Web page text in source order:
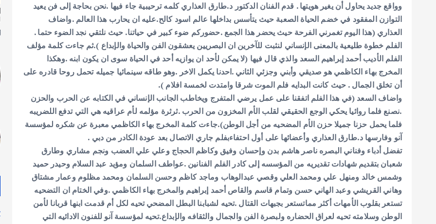
وواقع جديد يحاول أن يغير هويتها . قدم الفنان الدكتور د.طارق العذاري كلمه ترحيبية جاء فيها .نحن بحاجة إلى فن يعيد
التوازن المفقود في خضم الحياة الصعبة حيث يتأسس بداخلها عالم اسود كالح.عليه ان يحارب هذا العالم .واضاف
العذاري (هذا اليوم تغمرني الفرحة حيث يحضر هذا الجمع .حضوركم ضوء كبير في حياتنا. حيث نلتقي نجد الضوء حتما .
الفلم خطوة طليعية بالمعنى الإنساني لنثبت للآخرين ان البصريين يعشقون الفن والحياة والإبداع ).ثم جاءت كلمة مؤلف
الفلم الأديب أحمد إبراهيم السعد والذي قال فيها (لا يمكن لأحد ان يوازيه أحد في الحياة سوى ان يكون ابنه .وهكذا
المخرج بهاء الكاظمي هو صديقي وأبني وجزئي الثاني .احدنا يكمل الاخر .وهو طاقه سينمائيا جميله تحمل روحا قادره على
أن تخلق الجمال . حيث كانت البدايه فلم الموت شرقا وامتدت لخمسة افلام ).
واضاف السعد (في هذا الفلم اتفقنا على عمل يرضي المتفرج ويخاطب الجانب الإنساني في الكتابه عن الحرب والحزن
.نصنع فلما روائيا يحكي الوجع الحقيقي لقلب الأم المخزون من الحرب .ثرثرة مؤلمه لأم عراقيه هي التي تدفع اللضريبه
فلما يحمل حزنا جميلا حزن الأم المضحيه من أجل الوطن).جاءت كلمة المخرج بهاء الكاظمي معبرة عن شكره لمؤسسة
آنو وفارسها د.طارق العذاري وأعضائها على أول احتفاءبفلم جاري الاتصال بعد عودة الكادر من دبي .
تفضل أدباء وفناني البصره ناصر هاشم بدن وإحسان وفيق وكاظم الحجاج وعلي علي العضب ونجم مشاري وطارق
شعبان بتقديم شهادات تقديريه من المؤسسه إلى كادر الفلم الفنانين .عواطف السلمان ومؤيد عبد السلام وحيدر حميد
وشمس خالد ومنهل علي ومحمد العلي وقصي عبدالوهاب وماجد كاظم وحسن السلمان ومحمد مظلوم وعمار مشتاق
وهاني القريشي وعبد الهاني حسن وتمام قاسم والقاص أحمد إبراهيم والمخرج بهاء الكاظمي .وفي الختام ان التضحيه
تستعر بقلوب الأمهات أكثر مماتستعر بجبهات القتال .تحيه لشبابنا البطل المضحي تحيه لكل أم قدمت ابنها قربانا لأمن
الوطن وسلامته تحيه لعراق الحضاره ولبصرة الفن والجمال والثقافه والإبداع.تحيه لمؤسسة آنو للفنون الادائيه التي